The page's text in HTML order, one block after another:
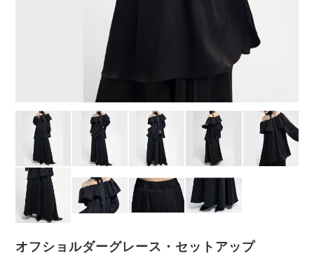
オフショルダーグレース・セットアップ